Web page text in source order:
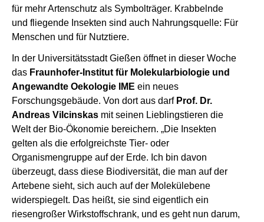
für mehr Artenschutz als Symbolträger. Krabbelnde
und fliegende Insekten sind auch Nahrungsquelle: Für
Menschen und für Nutztiere.
In der Universitätsstadt Gießen öffnet in dieser Woche
das Fraunhofer-Institut für Molekularbiologie und
Angewandte Oekologie IME ein neues
Forschungsgebäude. Von dort aus darf Prof. Dr.
Andreas Vilcinskas mit seinen Lieblingstieren die
Welt der Bio-Ökonomie bereichern. „Die Insekten
gelten als die erfolgreichste Tier- oder
Organismengruppe auf der Erde. Ich bin davon
überzeugt, dass diese Biodiversität, die man auf der
Artebene sieht, sich auch auf der Molekülebene
widerspiegelt. Das heißt, sie sind eigentlich ein
riesengroßer Wirkstoffschrank, und es geht nun darum,